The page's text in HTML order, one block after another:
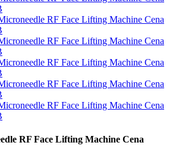
RF Face Lifting Machine Cena